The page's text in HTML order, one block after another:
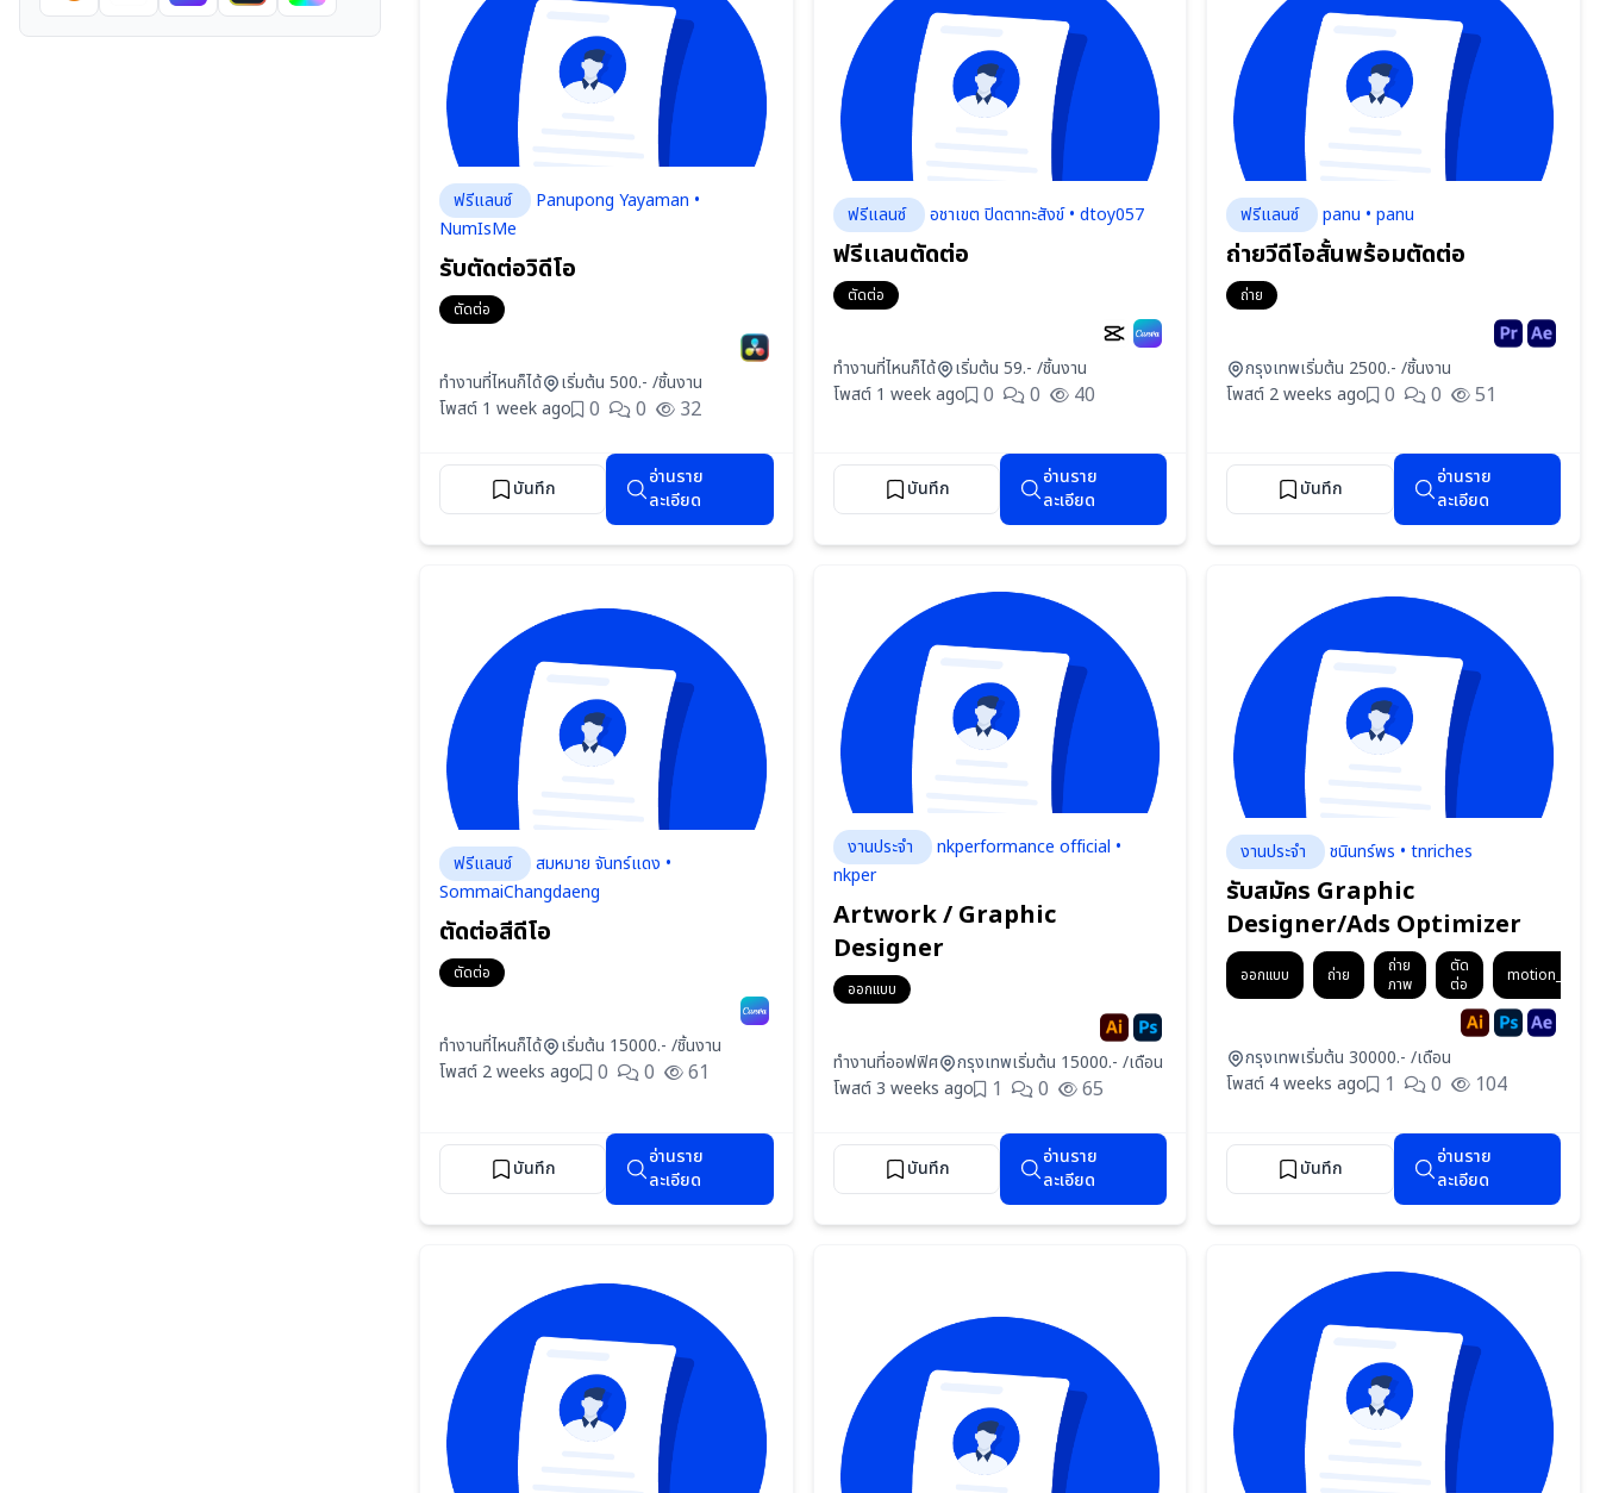
ฟรีแลนซ์
Panupong Yayaman •
NumIsMe
รับตัดต่อวิดีโอ
ตัดต่อ
ทำงานที่ไหนก็ได้
เริ่มต้น 500.- /ชิ้นงาน
โพสต์ 1 week ago
0 0 32
บันทึก
อ่านราย
ละเอียด
ฟรีแลนซ์ อชาเขต ปิดตาทะสังข์ • dtoy057
ฟรีเเลนตัดต่อ
ตัดต่อ
ทำงานที่ไหนก็ได้
เริ่มต้น 59.- /ชิ้นงาน
โพสต์ 1 week ago 0 0 40
บันทึก
อ่านราย
ละเอียด
ฟรีแลนซ์ panu • panu
ถ่ายวีดีโอสั้นพร้อมตัดต่อ
ถ่าย
กรุงเทพเริ่มต้น 2500.- /ชิ้นงาน
โพสต์ 2 weeks ago
0 0 51
บันทึก
อ่านราย
ละเอียด
ฟรีแลนซ์
สมหมาย จันทร์แดง •
SommaiChangdaeng
ตัดต่อสีดีโอ
ตัดต่อ
ทำงานที่ไหนก็ได้
เริ่มต้น 15000.- /ชิ้นงาน
โพสต์ 2 weeks ago
0 0 61
บันทึก
อ่านราย
ละเอียด
งานประจำ
nkperformance official •
nkper
Artwork / Graphic
Designer
ออกแบบ
ทำงานที่ออฟฟิศ กรุงเทพเริ่มต้น 15000.- /เดือน
โพสต์ 3 weeks ago 1 0 65
บันทึก
อ่านราย
ละเอียด
งานประจำ ชนินทร์พร • tnriches
รับสมัคร Graphic
Designer/Ads Optimizer
ออกแบบ ถ่าย
ถ่าย
ภาพ
ตัด
ต่อ
กรุงเทพเริ่มต้น 30000.- /เดือน
โพสต์ 4 weeks ago
1 0 104
บันทึก
อ่านราย
ละเอียด